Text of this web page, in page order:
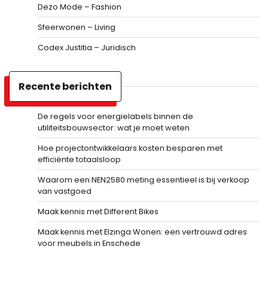
Dezo Mode – Fashion
Sfeerwonen – Living
Codex Justitia – Juridisch
Recente berichten
De regels voor energielabels binnen de
utiliteitsbouwsector: wat je moet weten
Hoe projectontwikkelaars kosten besparen met
efficiënte totaalsloop
Waarom een NEN2580 meting essentieel is bij verkoop
van vastgoed
Maak kennis met Different Bikes
Maak kennis met Elzinga Wonen: een vertrouwd adres
voor meubels in Enschede